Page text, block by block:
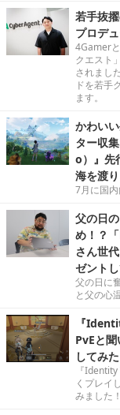
若手抜
プロデ
4Gamer
クエスト
されまし
ドを若手
ます。
かわい
ター収
o）』先
海を渡
7月に国
父の日
め！？
さん世
ゼント
父の日に
と父の心
『
PvEと
してみ
『
くプレイ
みました！